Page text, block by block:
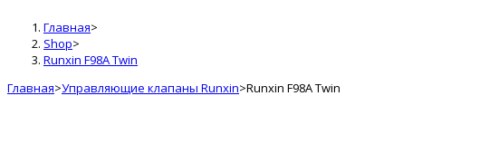
Главная>
Shop>
Runxin F98A Twin
Главная>Управляющие клапаны Runxin>Runxin F98A Twin